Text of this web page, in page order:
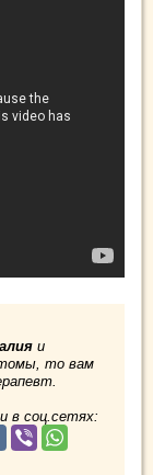
и
то вам
в соц.сетях: